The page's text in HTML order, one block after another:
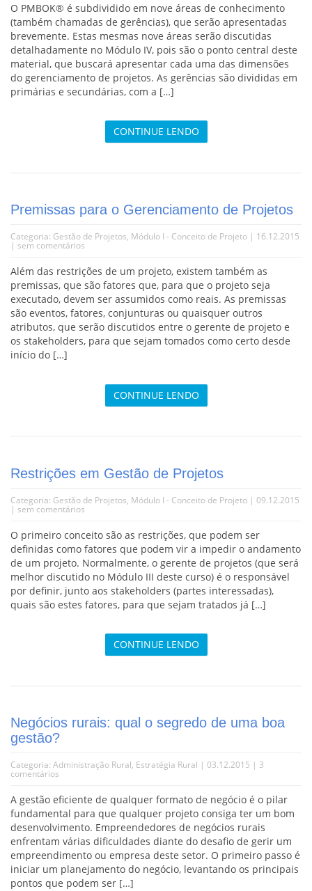
O PMBOK® é subdividido em nove áreas de conhecimento
(também chamadas de gerências), que serão apresentadas
brevemente. Estas mesmas nove áreas serão discutidas
detalhadamente no Módulo IV, pois são o ponto central deste
material, que buscará apresentar cada uma das dimensões
do gerenciamento de projetos. As gerências são divididas em
primárias e secundárias, com a […]
CONTINUE LENDO
Premissas para o Gerenciamento de Projetos
Categoria: Gestão de Projetos, Módulo I - Conceito de Projeto | 16.12.2015
| sem comentários
Além das restrições de um projeto, existem também as
premissas, que são fatores que, para que o projeto seja
executado, devem ser assumidos como reais. As premissas
são eventos, fatores, conjunturas ou quaisquer outros
atributos, que serão discutidos entre o gerente de projeto e
os stakeholders, para que sejam tomados como certo desde
início do […]
CONTINUE LENDO
Restrições em Gestão de Projetos
Categoria: Gestão de Projetos, Módulo I - Conceito de Projeto | 09.12.2015
| sem comentários
O primeiro conceito são as restrições, que podem ser
definidas como fatores que podem vir a impedir o andamento
de um projeto. Normalmente, o gerente de projetos (que será
melhor discutido no Módulo III deste curso) é o responsável
por definir, junto aos stakeholders (partes interessadas),
quais são estes fatores, para que sejam tratados já […]
CONTINUE LENDO
Negócios rurais: qual o segredo de uma boa
gestão?
Categoria: Administração Rural, Estratégia Rural | 03.12.2015 | 3
comentários
A gestão eficiente de qualquer formato de negócio é o pilar
fundamental para que qualquer projeto consiga ter um bom
desenvolvimento. Empreendedores de negócios rurais
enfrentam várias dificuldades diante do desafio de gerir um
empreendimento ou empresa deste setor. O primeiro passo é
iniciar um planejamento do negócio, levantando os principais
pontos que podem ser […]